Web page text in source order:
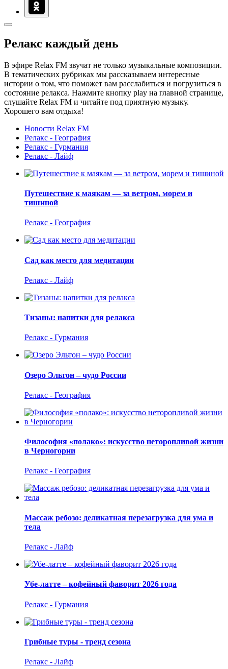
Релакс каждый день
В эфире Relax FM звучат не только музыкальные композиции.
В тематических рубриках мы рассказываем интересные
истории о том, что поможет вам расслабиться и погрузиться в
состояние релакса. Нажмите кнопку play на главной странице,
слушайте Relax FM и читайте под приятную музыку.
Хорошего вам отдыха!
Новости Relax FM
Релакс - География
Релакс - Гурмания
Релакс - Лайф
Путешествие к маякам — за ветром, морем и
тишиной
Релакс - География
Сад как место для медитации
Релакс - Лайф
Тизаны: напитки для релакса
Релакс - Гурмания
Озеро Эльтон – чудо России
Релакс - География
Философия «полако»: искусство неторопливой жизни
в Черногории
Релакс - География
Массаж ребозо: деликатная перезагрузка для ума и
тела
Релакс - Лайф
Убе-латте – кофейный фаворит 2026 года
Релакс - Гурмания
Грибные туры - тренд сезона
Релакс - Лайф